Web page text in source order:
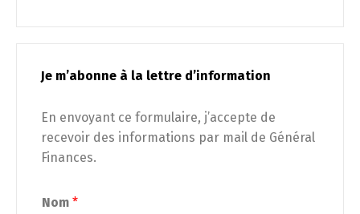
Je m’abonne à la lettre d’information
En envoyant ce formulaire, j’accepte de
recevoir des informations par mail de Général
Finances.
Nom *